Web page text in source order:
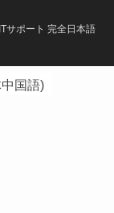
サポート 完全日本語
国語)